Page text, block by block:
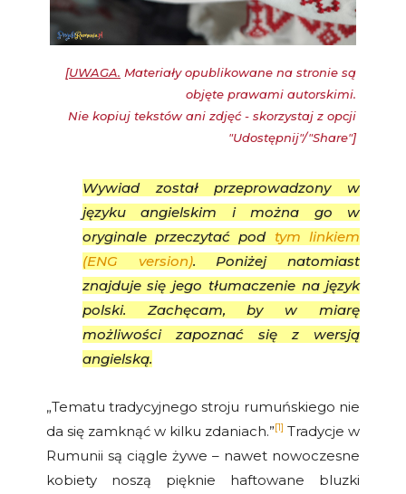
[UWAGA. Materiały opublikowane na stronie są
objęte prawami autorskimi.
Nie kopiuj tekstów ani zdjęć - skorzystaj z opcji
"Udostępnij"/"Share"]
Wywiad został przeprowadzony w
języku angielskim i można go w
oryginale przeczytać pod tym linkiem
(ENG version). Poniżej natomiast
znajduje się jego tłumaczenie na język
polski. Zachęcam, by w miarę
możliwości zapoznać się z wersją
angielską.
„Tematu tradycyjnego stroju rumuńskiego nie
da się zamknąć w kilku zdaniach.”[1] Tradycje w
Rumunii są ciągle żywe – nawet nowoczesne
kobiety noszą pięknie haftowane bluzki